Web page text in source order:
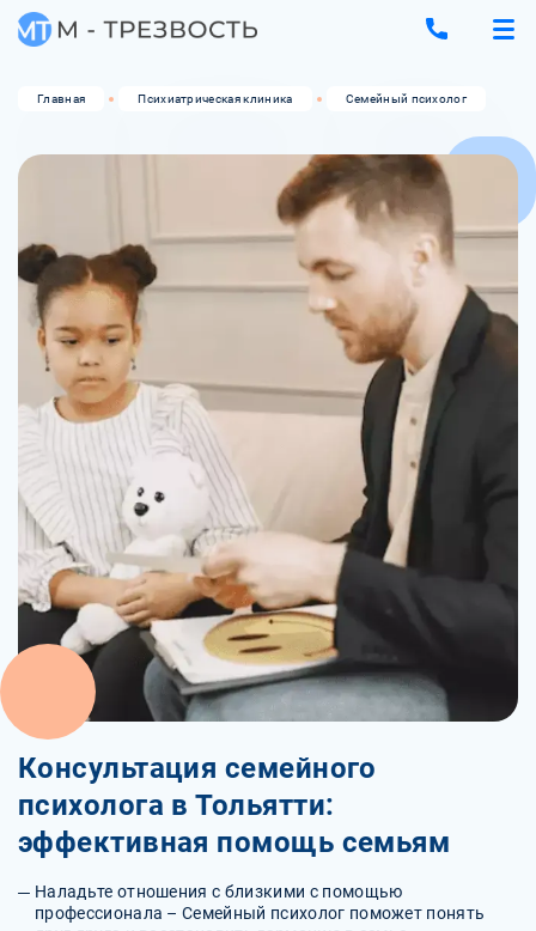
Главная Психиатрическая клиника Семейный психолог
Консультация семейного
психолога в Тольятти:
эффективная помощь семьям
Наладьте отношения с близкими с помощью
профессионала – Семейный психолог поможет понять